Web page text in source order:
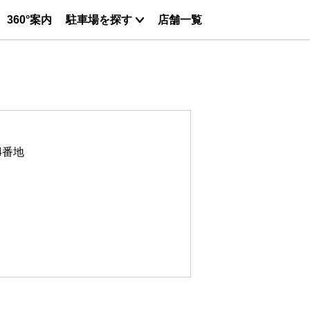
360°案内 駐車場を探す 店舗一覧
地